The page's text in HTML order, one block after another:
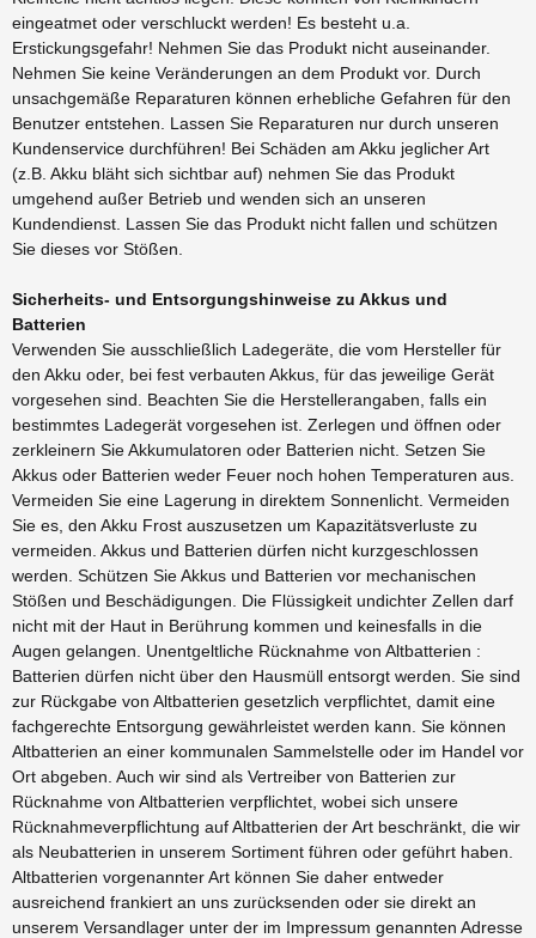
eingeatmet oder verschluckt werden! Es besteht u.a.
Erstickungsgefahr! Nehmen Sie das Produkt nicht auseinander.
Nehmen Sie keine Veränderungen an dem Produkt vor. Durch
unsachgemäße Reparaturen können erhebliche Gefahren für den
Benutzer entstehen. Lassen Sie Reparaturen nur durch unseren
Kundenservice durchführen! Bei Schäden am Akku jeglicher Art
(z.B. Akku bläht sich sichtbar auf) nehmen Sie das Produkt
umgehend außer Betrieb und wenden sich an unseren
Kundendienst. Lassen Sie das Produkt nicht fallen und schützen
Sie dieses vor Stößen.
Sicherheits- und Entsorgungshinweise zu Akkus und
Batterien
Verwenden Sie ausschließlich Ladegeräte, die vom Hersteller für
den Akku oder, bei fest verbauten Akkus, für das jeweilige Gerät
vorgesehen sind. Beachten Sie die Herstellerangaben, falls ein
bestimmtes Ladegerät vorgesehen ist. Zerlegen und öffnen oder
zerkleinern Sie Akkumulatoren oder Batterien nicht. Setzen Sie
Akkus oder Batterien weder Feuer noch hohen Temperaturen aus.
Vermeiden Sie eine Lagerung in direktem Sonnenlicht. Vermeiden
Sie es, den Akku Frost auszusetzen um Kapazitätsverluste zu
vermeiden. Akkus und Batterien dürfen nicht kurzgeschlossen
werden. Schützen Sie Akkus und Batterien vor mechanischen
Stößen und Beschädigungen. Die Flüssigkeit undichter Zellen darf
nicht mit der Haut in Berührung kommen und keinesfalls in die
Augen gelangen. Unentgeltliche Rücknahme von Altbatterien :
Batterien dürfen nicht über den Hausmüll entsorgt werden. Sie sind
zur Rückgabe von Altbatterien gesetzlich verpflichtet, damit eine
fachgerechte Entsorgung gewährleistet werden kann. Sie können
Altbatterien an einer kommunalen Sammelstelle oder im Handel vor
Ort abgeben. Auch wir sind als Vertreiber von Batterien zur
Rücknahme von Altbatterien verpflichtet, wobei sich unsere
Rücknahmeverpflichtung auf Altbatterien der Art beschränkt, die wir
als Neubatterien in unserem Sortiment führen oder geführt haben.
Altbatterien vorgenannter Art können Sie daher entweder
ausreichend frankiert an uns zurücksenden oder sie direkt an
unserem Versandlager unter der im Impressum genannten Adresse